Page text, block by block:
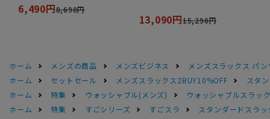
6,490円8,690円
13,090円15,290円
ホーム メンズの商品 メンズビジネス
メンズスラックス パン
ホーム
セットセール メンズスラックス2BUY10%OFF
スタ
ホーム
特集 ウォッシャブル(メンズ)
ウォッシャブルスラッ
ホーム
特集 すごシリーズ すごスラ スタンダードスラ